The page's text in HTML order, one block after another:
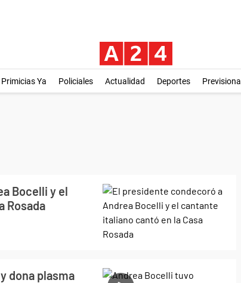
Primicias Ya Policiales Actualidad Deportes Previsional
Bocelli y el
Rosada
dona plasma